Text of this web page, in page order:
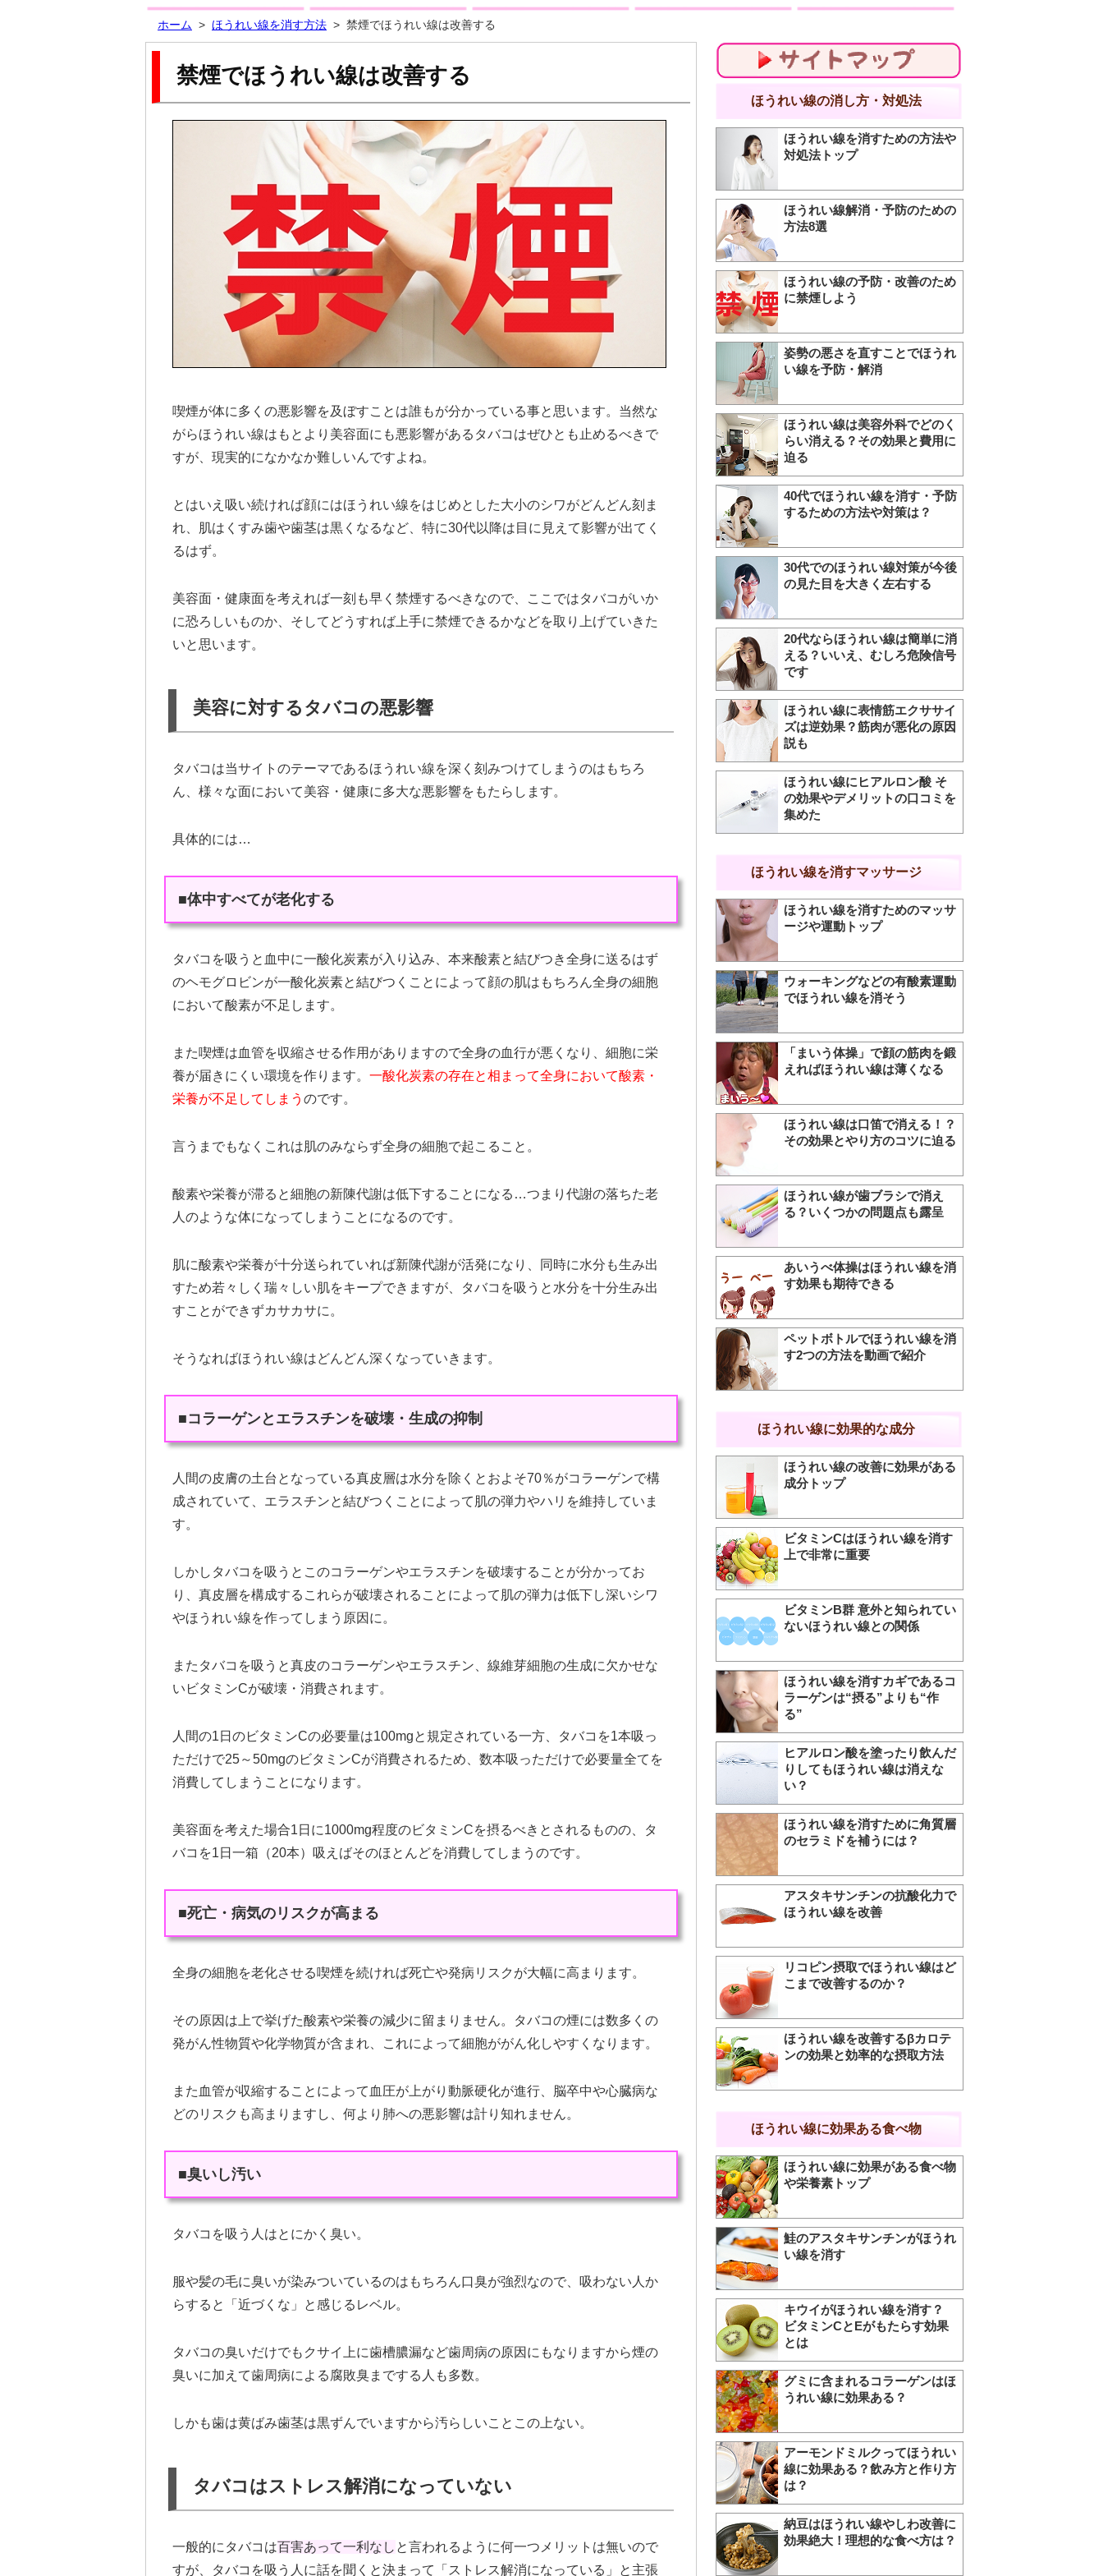
ホーム > ほうれい線を消す方法 > 禁煙でほうれい線は改善する
禁煙でほうれい線は改善する
喫煙が体に多くの悪影響を及ぼすことは誰もが分かっている事と思います。当然な
がらほうれい線はもとより美容面にも悪影響があるタバコはぜひとも止めるべきで
すが、現実的になかなか難しいんですよね。
とはいえ吸い続ければ顔にはほうれい線をはじめとした大小のシワがどんどん刻ま
れ、肌はくすみ歯や歯茎は黒くなるなど、特に30代以降は目に見えて影響が出てく
るはず。
美容面・健康面を考えれば一刻も早く禁煙するべきなので、ここではタバコがいか
に恐ろしいものか、そしてどうすれば上手に禁煙できるかなどを取り上げていきた
いと思います。
美容に対するタバコの悪影響
タバコは当サイトのテーマであるほうれい線を深く刻みつけてしまうのはもちろ
ん、様々な面において美容・健康に多大な悪影響をもたらします。
具体的には…
■体中すべてが老化する
タバコを吸うと血中に一酸化炭素が入り込み、本来酸素と結びつき全身に送るはず
のヘモグロビンが一酸化炭素と結びつくことによって顔の肌はもちろん全身の細胞
において酸素が不足します。
また喫煙は血管を収縮させる作用がありますので全身の血行が悪くなり、細胞に栄
養が届きにくい環境を作ります。 一酸化炭素の存在と相まって全身において酸素・
栄養が不足してしまう のです。
言うまでもなくこれは肌のみならず全身の細胞で起こること。
酸素や栄養が滞ると細胞の新陳代謝は低下することになる…つまり代謝の落ちた老
人のような体になってしまうことになるのです。
肌に酸素や栄養が十分送られていれば新陳代謝が活発になり、同時に水分も生み出
すため若々しく瑞々しい肌をキープできますが、タバコを吸うと水分を十分生み出
すことができずカサカサに。
そうなればほうれい線はどんどん深くなっていきます。
■コラーゲンとエラスチンを破壊・生成の抑制
人間の皮膚の土台となっている真皮層は水分を除くとおよそ70％がコラーゲンで構
成されていて、エラスチンと結びつくことによって肌の弾力やハリを維持していま
す。
しかしタバコを吸うとこのコラーゲンやエラスチンを破壊することが分かってお
り、真皮層を構成するこれらが破壊されることによって肌の弾力は低下し深いシワ
やほうれい線を作ってしまう原因に。
またタバコを吸うと真皮のコラーゲンやエラスチン、線維芽細胞の生成に欠かせな
いビタミンCが破壊・消費されます。
人間の1日のビタミンCの必要量は100mgと規定されている一方、タバコを1本吸っ
ただけで25～50mgのビタミンCが消費されるため、数本吸っただけで必要量全てを
消費してしまうことになります。
美容面を考えた場合1日に1000mg程度のビタミンCを摂るべきとされるものの、タ
バコを1日一箱（20本）吸えばそのほとんどを消費してしまうのです。
■死亡・病気のリスクが高まる
全身の細胞を老化させる喫煙を続ければ死亡や発病リスクが大幅に高まります。
その原因は上で挙げた酸素や栄養の減少に留まりません。タバコの煙には数多くの
発がん性物質や化学物質が含まれ、これによって細胞ががん化しやすくなります。
また血管が収縮することによって血圧が上がり動脈硬化が進行、脳卒中や心臓病な
どのリスクも高まりますし、何より肺への悪影響は計り知れません。
■臭いし汚い
タバコを吸う人はとにかく臭い。
服や髪の毛に臭いが染みついているのはもちろん口臭が強烈なので、吸わない人か
らすると「近づくな」と感じるレベル。
タバコの臭いだけでもクサイ上に歯槽膿漏など歯周病の原因にもなりますから煙の
臭いに加えて歯周病による腐敗臭までする人も多数。
しかも歯は黄ばみ歯茎は黒ずんでいますから汚らしいことこの上ない。
タバコはストレス解消になっていない
一般的にタバコは百害あって一利なし と言われるように何一つメリットは無いので
すが、タバコを吸う人に話を聞くと決まって「ストレス解消になっている」と主張
ほうれい線の消し方・対処法
ほうれい線を消すための方法や
対処法トップ
ほうれい線解消・予防のための
方法8選
ほうれい線の予防・改善のため
に禁煙しよう
姿勢の悪さを直すことでほうれ
い線を予防・解消
ほうれい線は美容外科でどのく
らい消える？その効果と費用に
迫る
40代でほうれい線を消す・予防
するための方法や対策は？
30代でのほうれい線対策が今後
の見た目を大きく左右する
20代ならほうれい線は簡単に消
える？いいえ、むしろ危険信号
です
ほうれい線に表情筋エクササイ
ズは逆効果？筋肉が悪化の原因
説も
ほうれい線にヒアルロン酸 そ
の効果やデメリットの口コミを
集めた
ほうれい線を消すマッサージ
ほうれい線を消すためのマッサ
ージや運動トップ
ウォーキングなどの有酸素運動
でほうれい線を消そう
「まいう体操」で顔の筋肉を鍛
えればほうれい線は薄くなる
ほうれい線は口笛で消える！？
その効果とやり方のコツに迫る
ほうれい線が歯ブラシで消え
る？いくつかの問題点も露呈
あいうべ体操はほうれい線を消
す効果も期待できる
ペットボトルでほうれい線を消
す2つの方法を動画で紹介
ほうれい線に効果的な成分
ほうれい線の改善に効果がある
成分トップ
ビタミンCはほうれい線を消す
上で非常に重要
ビタミンB群 意外と知られてい
ないほうれい線との関係
ほうれい線を消すカギであるコ
ラーゲンは“摂る”よりも“作
る”
ヒアルロン酸を塗ったり飲んだ
りしてもほうれい線は消えな
い？
ほうれい線を消すために角質層
のセラミドを補うには？
アスタキサンチンの抗酸化力で
ほうれい線を改善
リコピン摂取でほうれい線はど
こまで改善するのか？
ほうれい線を改善するβカロテ
ンの効果と効率的な摂取方法
ほうれい線に効果ある食べ物
ほうれい線に効果がある食べ物
や栄養素トップ
鮭のアスタキサンチンがほうれ
い線を消す
キウイがほうれい線を消す？
ビタミンCとEがもたらす効果
とは
グミに含まれるコラーゲンはほ
うれい線に効果ある？
アーモンドミルクってほうれい
線に効果ある？飲み方と作り方
は？
納豆はほうれい線やしわ改善に
効果絶大！理想的な食べ方は？